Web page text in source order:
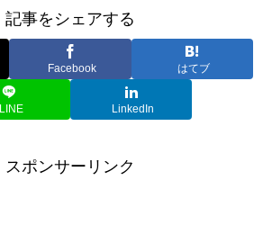
記事をシェアする
Facebook はてブ
LINE LinkedIn
スポンサーリンク